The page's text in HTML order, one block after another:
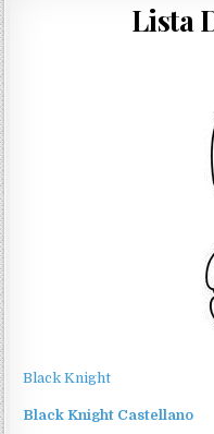
Lista
Black Knight
Black Knight Castellano